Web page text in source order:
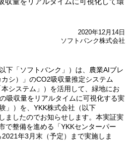
2020年12月14日
ソフトバンク株式会社
下「ソフトバンク」）は、農業AIブレ
シ）」のCO2吸収量推定システム
本システム」）を活用して、緑地にお
吸収量をリアルタイムに可視化する実
」）を、YKK株式会社（以下
ましたのでお知らせします。本実証実
で整備を進める「YKKセンターパー
年3月末（予定）まで実施しま